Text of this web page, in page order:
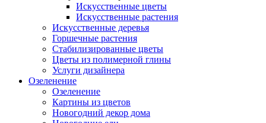
Искусственные цветы
Искусственные растения
Искусственные деревья
Горшечные растения
Стабилизированные цветы
Цветы из полимерной глины
Услуги дизайнера
Озеленение
Озеленение
Картины из цветов
Новогодний декор дома